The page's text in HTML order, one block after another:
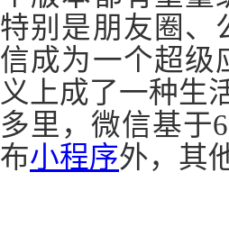
特别是朋友圈、
信成为一个超级
义上成了一种生
多里，微信基于
布小程序外，其